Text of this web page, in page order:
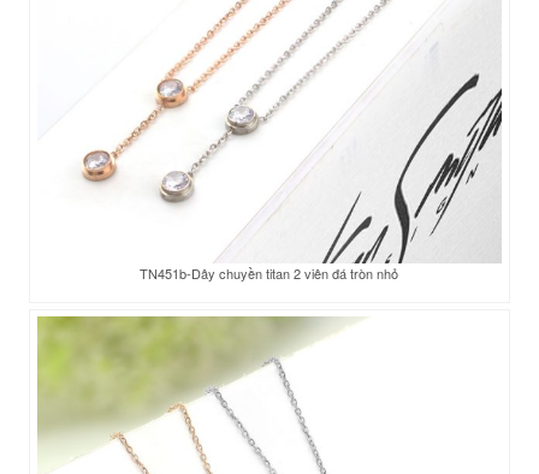
TN451b-Dây chuyền titan 2 viên đá tròn nhỏ